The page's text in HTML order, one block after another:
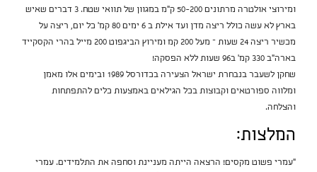
ומירוצי אולטרה מרתונים 50-200 ק"מ במגוון של תוואי שטח. 3 דברים שאיש
בארץ לא עשה כולל ריצה מדן ועד אילת ב 6 ימים 80 קמ' כל יום, ריצה על
מכשיר ריצה 24 שעות – מעל 200 קמ ומירוץ הביגפוט 200 מייל בהרי הקסקייד
בארה"ב 330 קמ' ב96 שעות ללא הפסקה!
שחקן לשעבר בנבחרת ישראל הצעירה בכדורסל 1989 ובימים אלו מאמן
ומלווה ספורטאים וקבוצות בכל הגילאים באמצעות כלים להתפתחות
והצלחה.
המלצות:
"עמרי פשוט מקסים! הרצאה הייתה מעניינת וסחפה את התלמידים. עמרי